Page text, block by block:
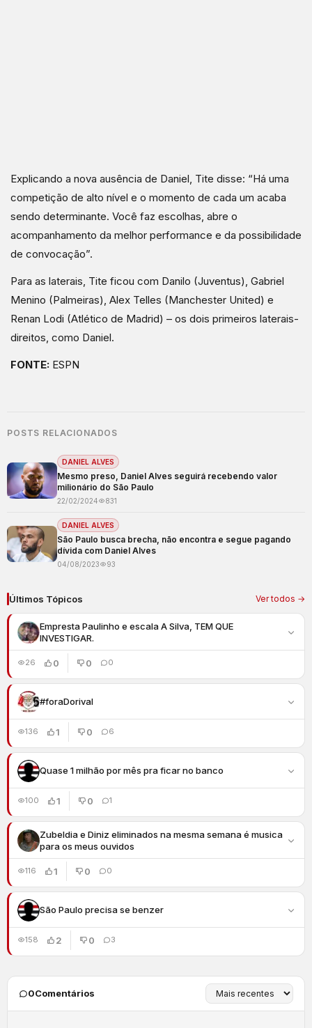
Explicando a nova ausência de Daniel, Tite disse: “Há uma
competição de alto nível e o momento de cada um acaba
sendo determinante. Você faz escolhas, abre o
acompanhamento da melhor performance e da possibilidade
de convocação”.
Para as laterais, Tite ficou com Danilo (Juventus), Gabriel
Menino (Palmeiras), Alex Telles (Manchester United) e
Renan Lodi (Atlético de Madrid) – os dois primeiros laterais-
direitos, como Daniel.
FONTE: ESPN
POSTS RELACIONADOS
DANIEL ALVES
Mesmo preso, Daniel Alves seguirá recebendo valor
milionário do São Paulo
22/02/2024 831
DANIEL ALVES
São Paulo busca brecha, não encontra e segue pagando
dívida com Daniel Alves
04/08/2023 93
Últimos Tópicos Ver todos →
Empresta Paulinho e escala A Silva, TEM QUE
INVESTIGAR.
26 0 0 0
#foraDorival
136 1 0 6
Quase 1 milhão por mês pra ficar no banco
100 1 0 1
Zubeldia e Diniz eliminados na mesma semana é musica
para os meus ouvidos
116 1 0 0
São Paulo precisa se benzer
158 2 0 3
0Comentários